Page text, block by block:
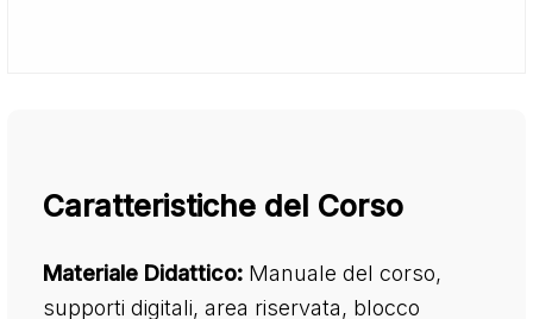
Caratteristiche del Corso
Materiale Didattico: Manuale del corso,
supporti digitali, area riservata, blocco